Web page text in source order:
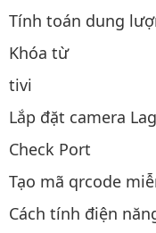
Tính toán dung
Khóa từ
tivi
Lắp đặt camera
Check Port
Tạo mã qrcode
Cách tính điện